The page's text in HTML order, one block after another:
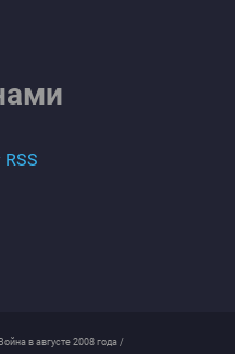
Война в августе 2008 года /